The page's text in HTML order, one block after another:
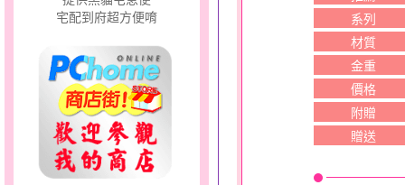
宅配到府超方便唷
系列
材質
金重
價格
附贈
贈送